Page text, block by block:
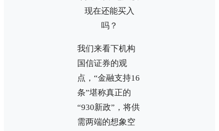
我们来看下机构
国信证券的观
点，“金融支持16
条”堪称真正的
“930新政”，将供
需两端的想象空